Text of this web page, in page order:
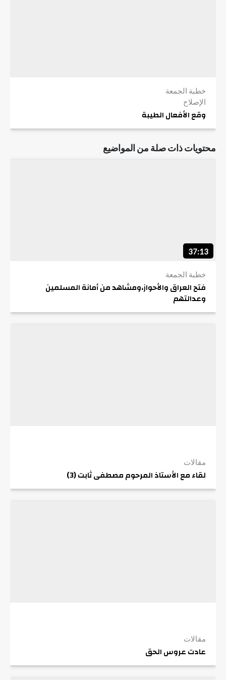
خطبة الجمعة
الإصلاح
وقع الأفعال الطيبة
محتويات ذات صلة من المواضيع
37:13
خطبة الجمعة
فتح العراق والأحواز،ومشاهد من أمانة المسلمين
وعدالتهم
مقالات
لقاء مع الأستاذ المرحوم مصطفى ثابت (3)
مقالات
عادت عروس الحق